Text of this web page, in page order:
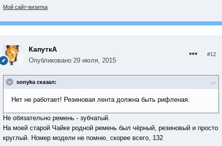
Мой сайт-визитка
КапуткА
Опубликовано 29 июля, 2015
#12
sonyka сказал:
Нет не работает! Резиновая лента должна быть рифленая.
Не обязательно ремень - зубчатый.
На моей старой Чайке родной ремень был чёрный, резиновый и просто
круглый. Номер модели не помню, скорее всего, 132